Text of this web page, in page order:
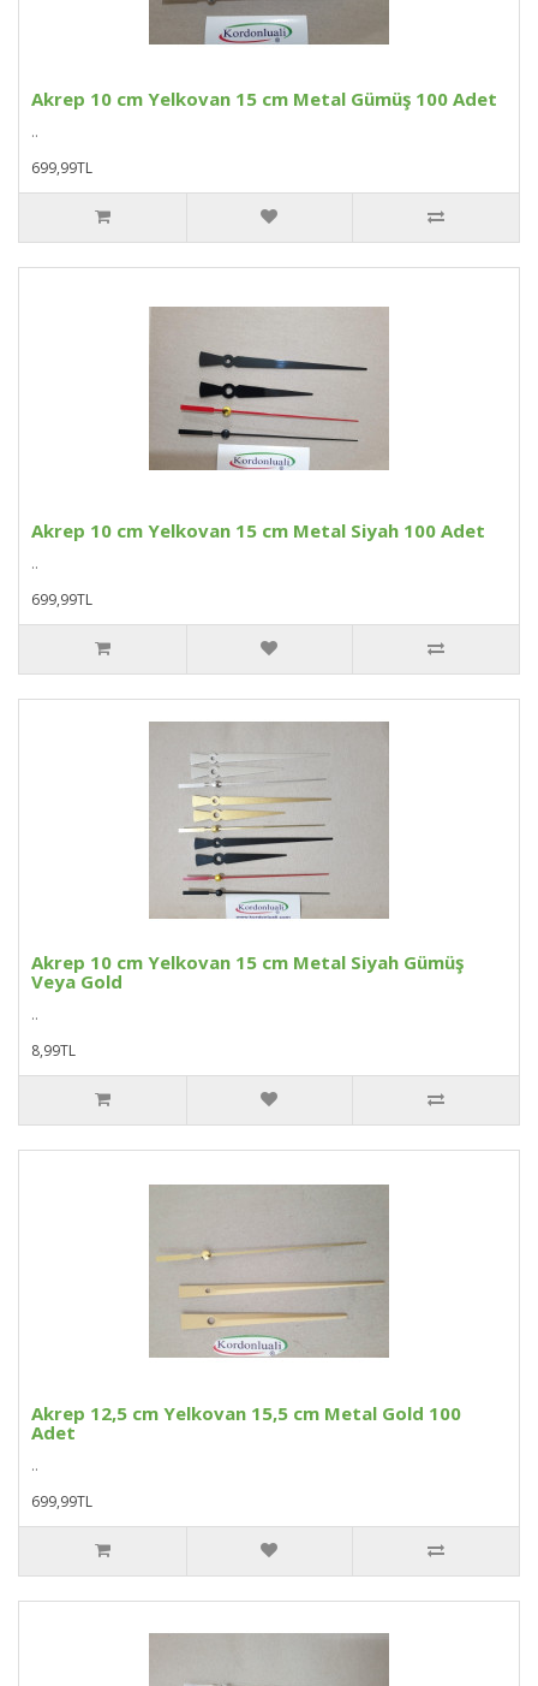
Akrep 10 cm Yelkovan 15 cm Metal Gümüş 100 Adet
..
699,99TL
Akrep 10 cm Yelkovan 15 cm Metal Siyah 100 Adet
..
699,99TL
Akrep 10 cm Yelkovan 15 cm Metal Siyah Gümüş
Veya Gold
..
8,99TL
Akrep 12,5 cm Yelkovan 15,5 cm Metal Gold 100
Adet
..
699,99TL